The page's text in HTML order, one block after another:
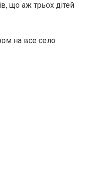
що аж трьох дітей
на все село